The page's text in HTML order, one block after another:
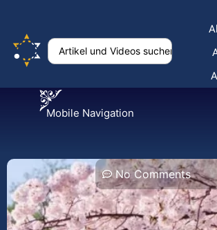
Mobile Navigation
No Comments